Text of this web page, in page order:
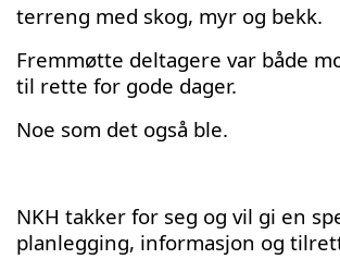
terreng med skog, myr og bekk.
Fremmøtte deltagere var både
til rette for gode dager.
Noe som det også ble.
NKH takker for seg og vil gi en
planlegging, informasjon og